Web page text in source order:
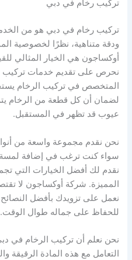
تركيب رخام في دبي
تركيب رخام في دبي هو من
ودقة متناهية، نظرًا لخصوصية
أوكساجون هي الخيار المثالي
نحرص على تقديم خدمات تركيب
المتخصص في تركيب الرخام
لضمان أن كل قطعة من الرخام
عيوب قد تظهر في المستقبل.
نحن نقدم مجموعة واسعة من
سواء كنت ترغب في إضافة لمسة
نقدم لك أفضل الخيارات التي
المميزة. شركة أوكساجون لا
نعمل على تزويدك بأفضل
للحفاظ على جماله طوال الوقت.
نحن نعلم أن تركيب الرخام في
التعامل مع هذه المادة الرقيقة